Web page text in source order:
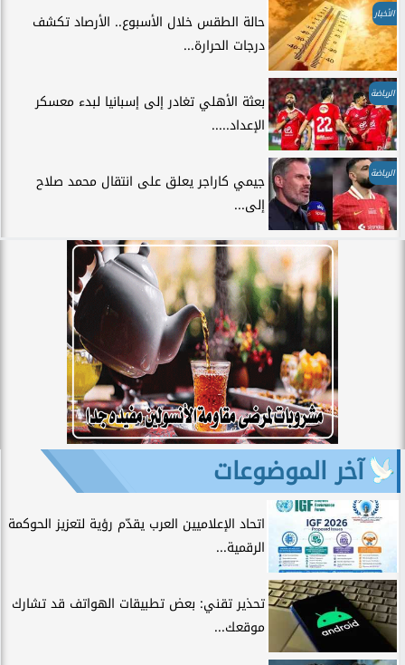
الأخبار
حالة الطقس خلال الأسبوع.. الأرصاد تكشف
درجات الحرارة...
الرياضة
بعثة الأهلي تغادر إلى إسبانيا لبدء معسكر
الإعداد.....
الرياضة
جيمي كاراجر يعلق على انتقال محمد صلاح
إلى...
آخر الموضوعات
اتحاد الإعلاميين العرب يقدّم رؤية لتعزيز الحوكمة
الرقمية...
تحذير تقني: بعض تطبيقات الهواتف قد تشارك
موقعك...